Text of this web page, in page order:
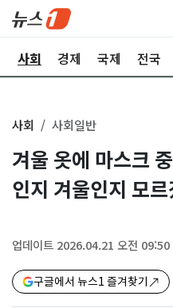
사회 경제 국제 전국
사회 사회일반
겨울 옷에 마스크
인지 겨울인지 모
업데이트 2026.04.21 오전 09:50
구글에서 뉴스1 즐겨찾기